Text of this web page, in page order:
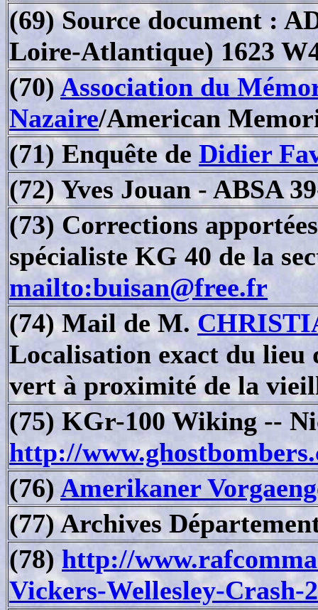
(69) Source document :
Loire-Atlantique) 1623
(70)Association du
Nazaire/American
(71) Enquête de Didier
(72) Yves Jouan - ABSA
(73) Corrections
spécialiste KG 40 de la
mailto:buisan@free.fr
(74) Mail de M.
Localisation exact du
vert à proximité de la
(75) KGr-100 Wiking --
http://
(76) Amerikaner
(77) Archives
(78) http://
Vickers-Wellesley-Crash-